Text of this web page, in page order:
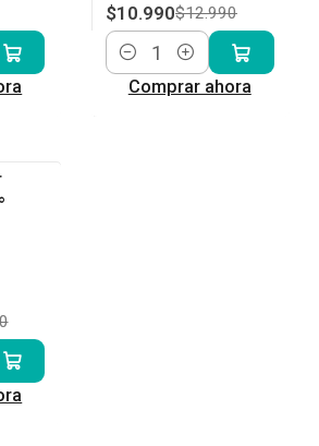
$10.990$12.990
Cantidad
Comprar ahora